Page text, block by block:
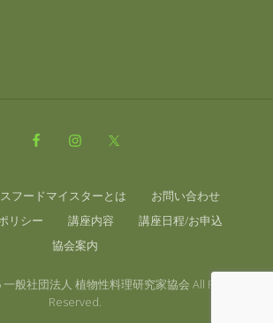
フードマイスターとは
お問い合わせ
リシー
講座内容
講座日程/お申込
協会案内
般社団法人 植物性料理研究家協会 All Rights
Reserved.